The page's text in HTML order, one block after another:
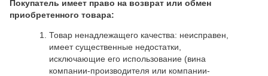
Покупатель имеет право на возврат или обмен
приобретенного товара:
Товар ненадлежащего качества: неисправен,
имеет существенные недостатки,
исключающие его использование (вина
компании-производителя или компании-